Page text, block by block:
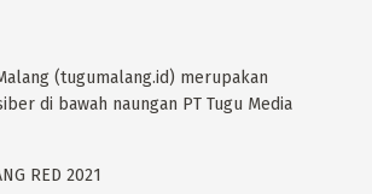
(tugumalang.id) merupakan
di bawah naungan PT Tugu Media